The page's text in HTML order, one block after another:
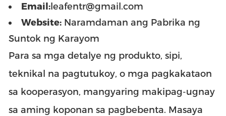
Email:leafentr@gmail.com
Website: Naramdaman ang Pabrika ng
Suntok ng Karayom
Para sa mga detalye ng produkto, sipi,
teknikal na pagtutukoy, o mga pagkakataon
sa kooperasyon, mangyaring makipag-ugnay
sa aming koponan sa pagbebenta. Masaya